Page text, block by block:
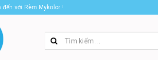
đến với Rèm Mykolor !